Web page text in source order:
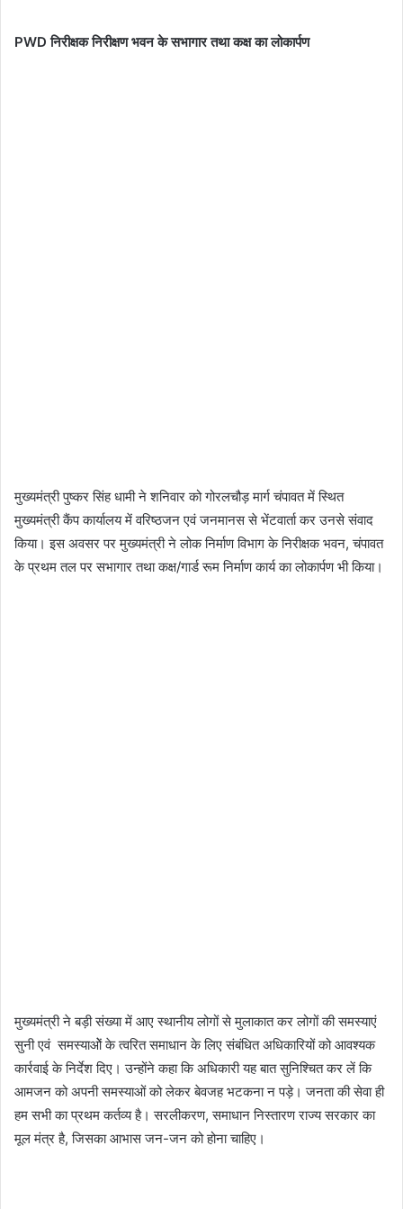
PWD निरीक्षक निरीक्षण भवन के सभागार तथा कक्ष का लोकार्पण
मुख्यमंत्री पुष्कर सिंह धामी ने शनिवार को गोरलचौड़ मार्ग चंपावत में स्थित
मुख्यमंत्री कैंप कार्यालय में वरिष्ठजन एवं जनमानस से भेंटवार्ता कर उनसे संवाद
किया। इस अवसर पर मुख्यमंत्री ने लोक निर्माण विभाग के निरीक्षक भवन, चंपावत
के प्रथम तल पर सभागार तथा कक्ष/गार्ड रूम निर्माण कार्य का लोकार्पण भी किया।
मुख्यमंत्री ने बड़ी संख्या में आए स्थानीय लोगों से मुलाकात कर लोगों की समस्याएं
सुनी एवं समस्याओें के त्वरित समाधान के लिए संबंधित अधिकारियों को आवश्यक
कार्रवाई के निर्देश दिए। उन्होंने कहा कि अधिकारी यह बात सुनिश्चित कर लें कि
आमजन को अपनी समस्याओं को लेकर बेवजह भटकना न पड़े। जनता की सेवा ही
हम सभी का प्रथम कर्तव्य है। सरलीकरण, समाधान निस्तारण राज्य सरकार का
मूल मंत्र है, जिसका आभास जन-जन को होना चाहिए।